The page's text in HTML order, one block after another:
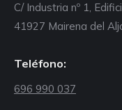
C/ Industria nº 1,
41927 Mairena del
Teléfono:
696 990 037